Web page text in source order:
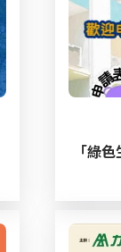
「綠